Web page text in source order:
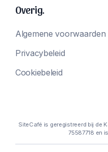
Overig.
Algemene voorwaarden
Privacybeleid
Cookiebeleid
SiteCafé is geregistreerd bij de
75587718 en